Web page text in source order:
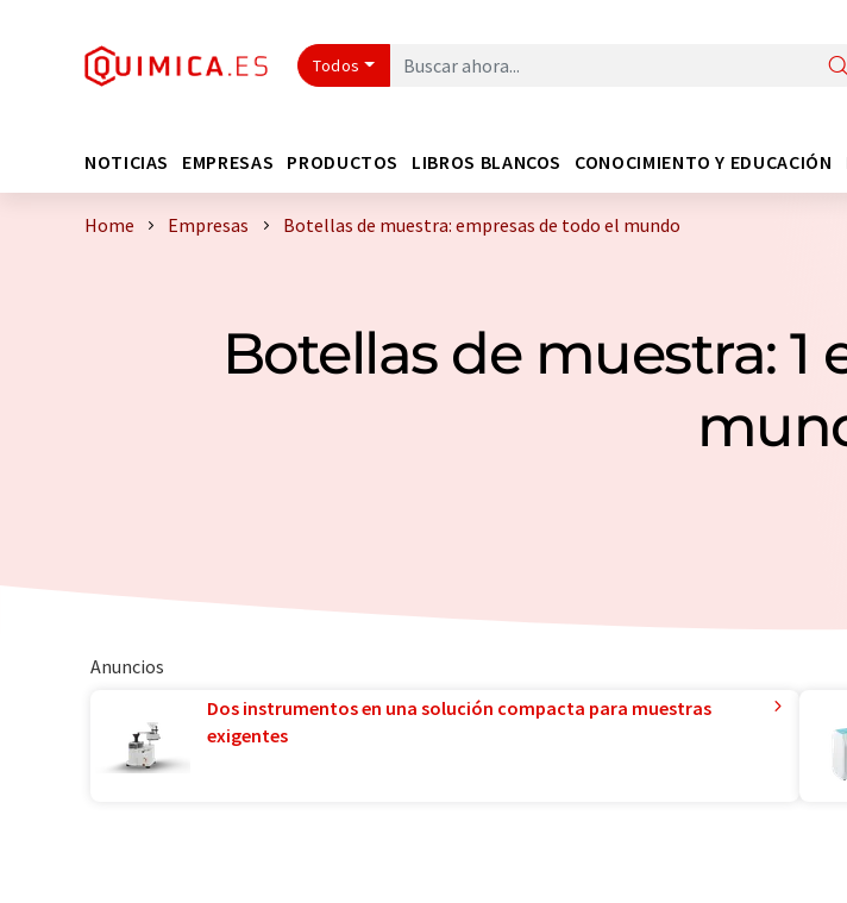
Todos
NOTICIAS EMPRESAS PRODUCTOS LIBROS BLANCOS CONOCIMIENTO Y EDUCACIÓN
Home Empresas Botellas de muestra: empresas de todo el mundo
Botellas de muestra: 1
Anuncios
Dos instrumentos en una solución compacta para muestras
exigentes